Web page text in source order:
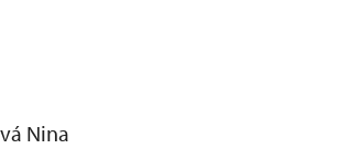
á Nina